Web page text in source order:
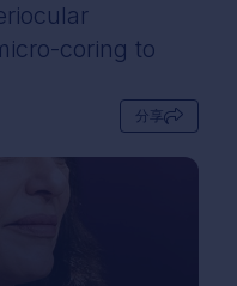
coring to
分享